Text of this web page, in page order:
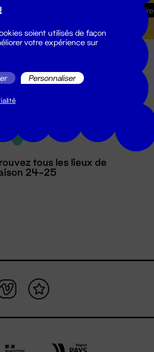
S'inscrire
tous les lieux de
24-25
soient utilisés de façon
votre expérience sur
Personnaliser